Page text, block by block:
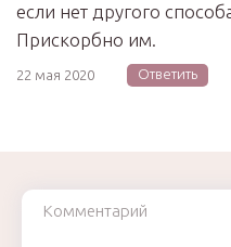
если нет другого
Прискорбно им.
22 мая 2020 Ответить
Комментарий